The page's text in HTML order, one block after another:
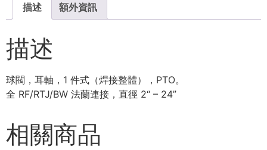
描述 額外資訊
描述
球閥，耳軸，1 件式（焊接整體），PTO。
全 RF/RTJ/BW 法蘭連接，直徑 2“ – 24”
相關商品